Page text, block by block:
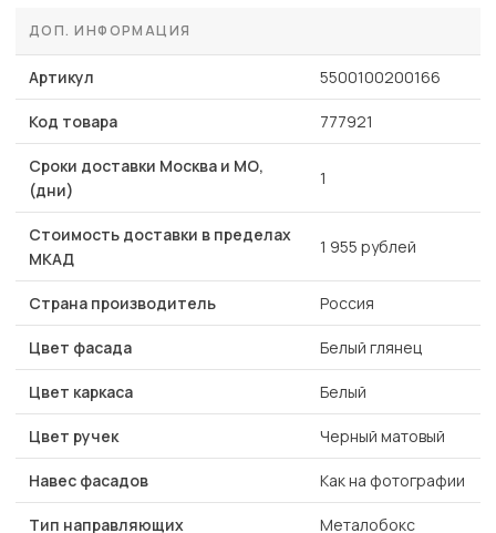
ДОП. ИНФОРМАЦИЯ
Артикул 5500100200166
Код товара 777921
Сроки доставки Москва и МО,
(дни)
1
Стоимость доставки в пределах
МКАД
1 955 рублей
Страна производитель Россия
Цвет фасада Белый глянец
Цвет каркаса Белый
Цвет ручек Черный матовый
Навес фасадов Как на фотографии
Тип направляющих Металобокс